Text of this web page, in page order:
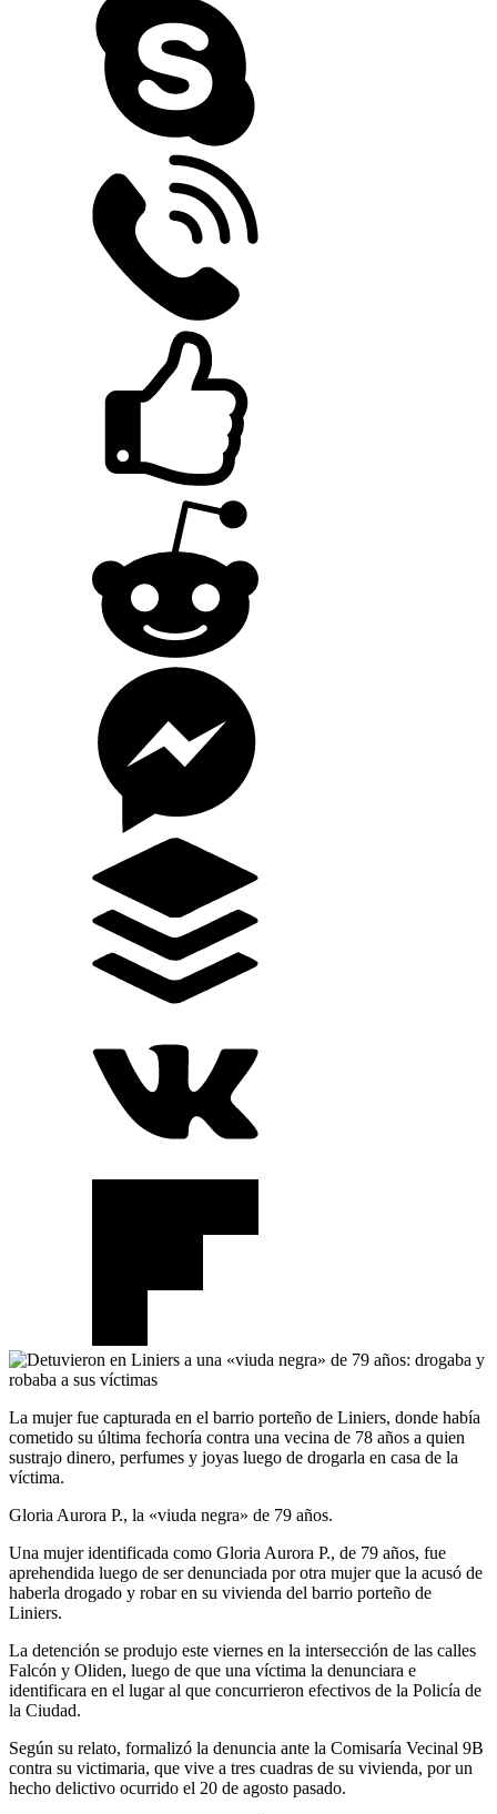
La mujer fue capturada en el barrio porteño de Liniers, donde había
cometido su última fechoría contra una vecina de 78 años a quien
sustrajo dinero, perfumes y joyas luego de drogarla en casa de la
víctima.
Gloria Aurora P., la «viuda negra» de 79 años.
Una mujer identificada como Gloria Aurora P., de 79 años, fue
aprehendida luego de ser denunciada por otra mujer que la acusó de
haberla drogado y robar en su vivienda del barrio porteño de
Liniers.
La detención se produjo este viernes en la intersección de las calles
Falcón y Oliden, luego de que una víctima la denunciara e
identificara en el lugar al que concurrieron efectivos de la Policía de
la Ciudad.
Según su relato, formalizó la denuncia ante la Comisaría Vecinal 9B
contra su victimaria, que vive a tres cuadras de su vivienda, por un
hecho delictivo ocurrido el 20 de agosto pasado.